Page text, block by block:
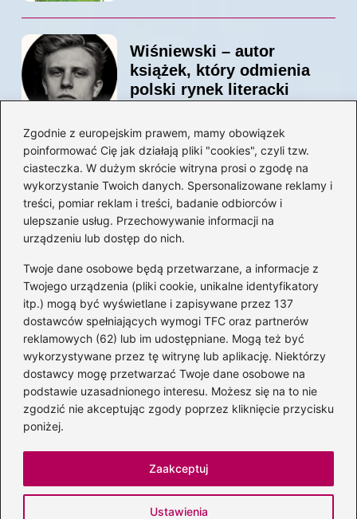
Zgodnie z europejskim prawem, mamy obowiązek
poinformować Cię jak działają pliki "cookies", czyli tzw.
ciasteczka. W dużym skrócie witryna prosi o zgodę na
wykorzystanie Twoich danych. Spersonalizowane reklamy i
treści, pomiar reklam i treści, badanie odbiorców i
ulepszanie usług. Przechowywanie informacji na
urządzeniu lub dostęp do nich.
Twoje dane osobowe będą przetwarzane, a informacje z
Twojego urządzenia (pliki cookie, unikalne identyfikatory
itp.) mogą być wyświetlane i zapisywane przez 137
dostawców spełniających wymogi TFC oraz partnerów
reklamowych (62) lub im udostępniane. Mogą też być
wykorzystywane przez tę witrynę lub aplikację. Niektórzy
dostawcy mogę przetwarzać Twoje dane osobowe na
podstawie uzasadnionego interesu. Możesz się na to nie
zgodzić nie akceptując zgody poprzez kliknięcie przycisku
poniżej.
Ustawienia
Zaakceptuj
Wiśniewski – autor
książek, który odmienia
polski rynek literacki
Magiczne kulisy życia
autora książki o Kubusiu
Puchatku
Odkryj inne książki autora
„Jaś i Małgosia”, które
musisz przeczytać
Odkrywając magiczny
świat: jakie książki napisał
Prywatność Zasady użytkowania